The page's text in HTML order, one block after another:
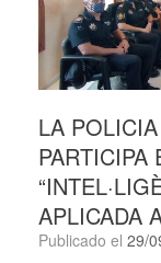
LA
PARTICIPA
APLICADA
Publicado el 29/